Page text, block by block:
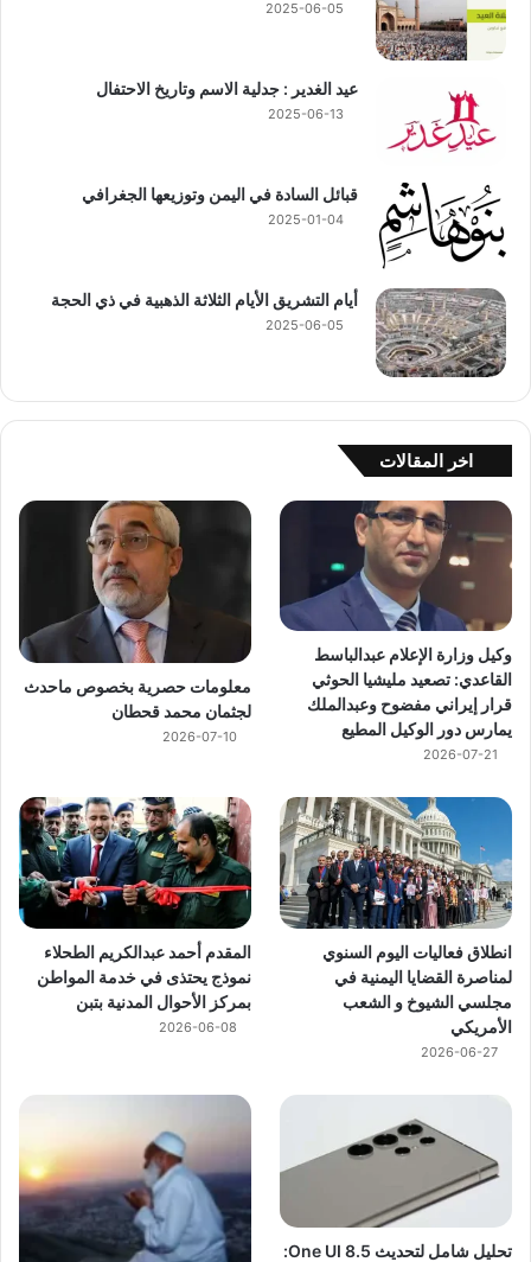
2025-06-05
عيد الغدير : جدلية الاسم وتاريخ الاحتفال
2025-06-13
قبائل السادة في اليمن وتوزيعها الجغرافي
2025-01-04
أيام التشريق الأيام الثلاثة الذهبية في ذي الحجة
2025-06-05
اخر المقالات
وكيل وزارة الإعلام عبدالباسط
القاعدي: تصعيد مليشيا الحوثي
قرار إيراني مفضوح وعبدالملك
يمارس دور الوكيل المطيع
2026-07-21
معلومات حصرية بخصوص ماحدث
لجثمان محمد قحطان
2026-07-10
انطلاق فعاليات اليوم السنوي
لمناصرة القضايا اليمنية في
مجلسي الشيوخ و الشعب
الأمريكي
2026-06-27
المقدم أحمد عبدالكريم الطحلاء
نموذج يحتذى في خدمة المواطن
بمركز الأحوال المدنية بتبن
2026-06-08
تحليل شامل لتحديث One UI 8.5: